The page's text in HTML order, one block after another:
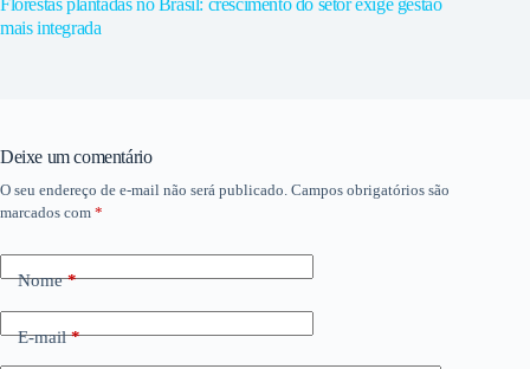
Florestas plantadas no Brasil: crescimento do setor exige gestão
mais integrada
Deixe um comentário
O seu endereço de e-mail não será publicado. Campos obrigatórios são
marcados com *
Nome*
E-mail*